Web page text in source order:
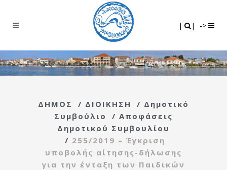
| | ->
ΔΗΜΟΣ / ΔΙΟΙΚΗΣΗ / Δημοτικό
Συμβούλιο
/ Αποφάσεις
Δημοτικού Συμβουλίου
/ 255/2019 – Έγκριση
υποβολής αίτησης-δήλωσης
για την ένταξη των Παιδικών